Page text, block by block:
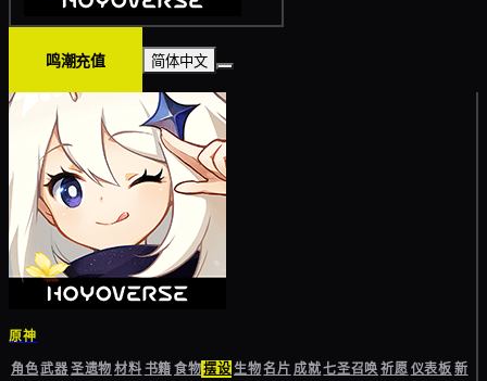
鸣潮充值 简体中文
原神
角色武器圣遗物材料书籍食物摆设生物名片成就七圣召唤祈愿仪表板新